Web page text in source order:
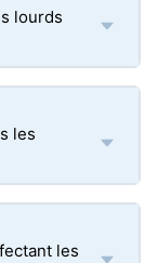
lourds
les
les